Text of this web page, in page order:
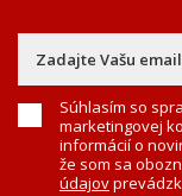
Súhlasím so
marketingovej
informácií o
že som sa
údajov